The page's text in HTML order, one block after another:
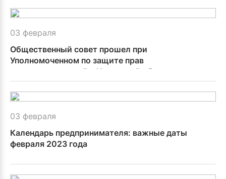
03 февраля
Общественный совет прошел при
Уполномоченном по защите прав
предпринимателей в Иркутской области
03 февраля
Календарь предпринимателя: важные даты
февраля 2023 года